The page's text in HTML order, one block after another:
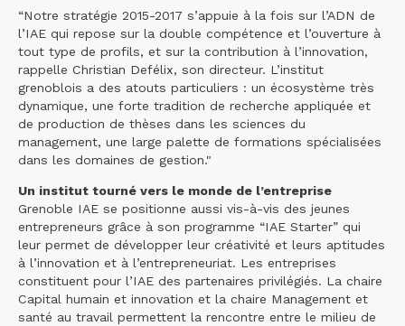
“Notre stratégie 2015-2017 s’appuie à la fois sur l’ADN de
l’IAE qui repose sur la double compétence et l’ouverture à
tout type de profils, et sur la contribution à l’innovation,
rappelle Christian Defélix, son directeur. L’institut
grenoblois a des atouts particuliers : un écosystème très
dynamique, une forte tradition de recherche appliquée et
de production de thèses dans les sciences du
management, une large palette de formations spécialisées
dans les domaines de gestion."
Un institut tourné vers le monde de l’entreprise
Grenoble IAE se positionne aussi vis-à-vis des jeunes
entrepreneurs grâce à son programme “IAE Starter” qui
leur permet de développer leur créativité et leurs aptitudes
à l’innovation et à l’entrepreneuriat. Les entreprises
constituent pour l’IAE des partenaires privilégiés. La chaire
Capital humain et innovation et la chaire Management et
santé au travail permettent la rencontre entre le milieu de